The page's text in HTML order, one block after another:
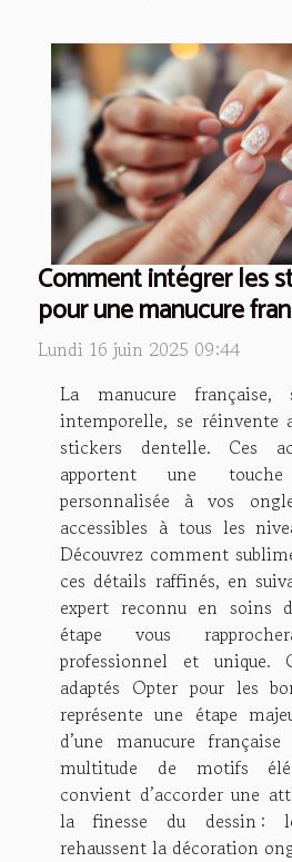
Comment intégrer les
pour une manucure
Lundi 16 juin 2025 09:44
La manucure française,
intemporelle, se réinvente
stickers dentelle. Ces
apportent une
personnalisée à vos
accessibles à tous les
Découvrez comment
ces détails raffinés, en
expert reconnu en soins
étape vous
professionnel et unique.
adaptés Opter pour les
représente une étape
d’une manucure
multitude de motifs
convient d’accorder une
la finesse du dessin :
rehaussent la décoration